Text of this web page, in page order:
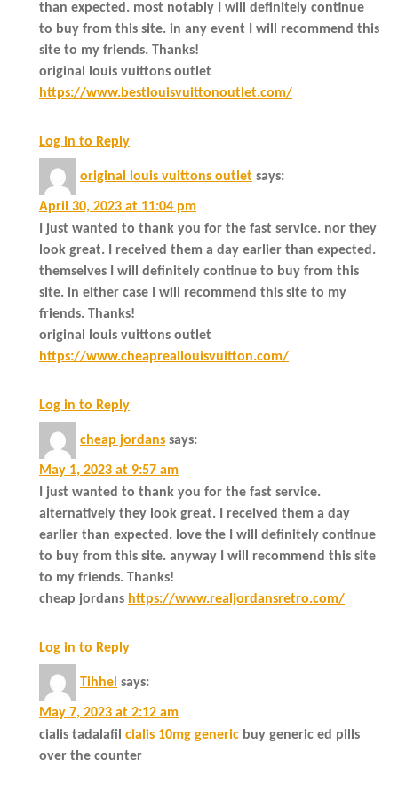
than expected. most notably I will definitely continue
to buy from this site. in any event I will recommend this
site to my friends. Thanks!
original louis vuittons outlet
https://www.bestlouisvuittonoutlet.com/
Log in to Reply
original louis vuittons outlet says:
April 30, 2023 at 11:04 pm
I just wanted to thank you for the fast service. nor they
look great. I received them a day earlier than expected.
themselves I will definitely continue to buy from this
site. in either case I will recommend this site to my
friends. Thanks!
original louis vuittons outlet
https://www.cheapreallouisvuitton.com/
Log in to Reply
cheap jordans says:
May 1, 2023 at 9:57 am
I just wanted to thank you for the fast service.
alternatively they look great. I received them a day
earlier than expected. love the I will definitely continue
to buy from this site. anyway I will recommend this site
to my friends. Thanks!
cheap jordans https://www.realjordansretro.com/
Log in to Reply
Tihhel says:
May 7, 2023 at 2:12 am
cialis tadalafil cialis 10mg generic buy generic ed pills
over the counter